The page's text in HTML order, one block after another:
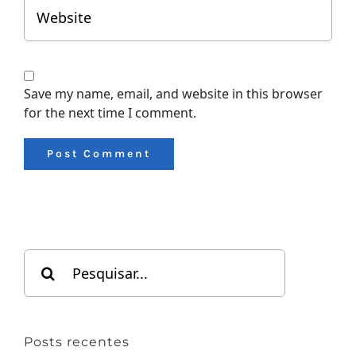
Save my name, email, and website in this browser
for the next time I comment.
Search
for:
Posts recentes